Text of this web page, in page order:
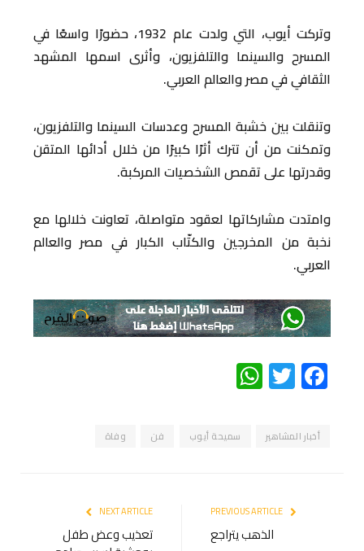
وتركت أيوب، التي ولدت عام 1932، حضورًا واسعًا في
المسرح والسينما والتلفزيون، وأثرى اسمها المشهد
الثقافي في مصر والعالم العربي.
وتنقلت بين خشبة المسرح وعدسات السينما والتلفزيون،
وتمكنت من أن تترك أثرًا كبيرًا من خلال أدائها المتقن
وقدرتها على تقمص الشخصيات المركبة.
وامتدت مشاركاتها لعقود متواصلة، تعاونت خلالها مع
نخبة من المخرجين والكتّاب الكبار في مصر والعالم
العربي.
Facebook
Twitter
WhatsApp
أخبار المشاهير سميحة أيوب فن وفاة
الذهب يتراجع
NEXT ARTICLE
تعذيب وعض طفل